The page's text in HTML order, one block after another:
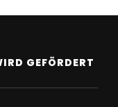
GEFÖRDERT